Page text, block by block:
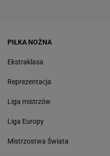
PIŁKA NOŻNA
Ekstraklasa
Reprezentacja
Liga mistrzów
Liga Europy
Mistrzostwa Świata